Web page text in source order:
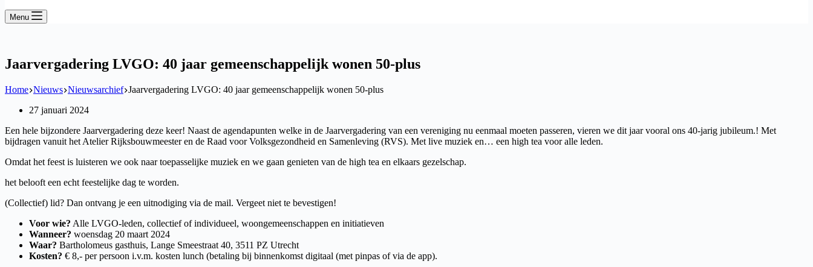
Menu
Jaarvergadering LVGO: 40 jaar gemeenschappelijk wonen 50-plus
Home Nieuws Nieuwsarchief Jaarvergadering LVGO: 40 jaar gemeenschappelijk wonen 50-plus
27 januari 2024
Een hele bijzondere Jaarvergadering deze keer! Naast de agendapunten welke in de Jaarvergadering van een vereniging nu eenmaal moeten passeren, vieren we dit jaar vooral ons 40-jarig jubileum.! Met
bijdragen vanuit het Atelier Rijksbouwmeester en de Raad voor Volksgezondheid en Samenleving (RVS). Met live muziek en… een high tea voor alle leden.
Omdat het feest is luisteren we ook naar toepasselijke muziek en we gaan genieten van de high tea en elkaars gezelschap.
het belooft een echt feestelijke dag te worden.
(Collectief) lid? Dan ontvang je een uitnodiging via de mail. Vergeet niet te bevestigen!
Voor wie? Alle LVGO-leden, collectief of individueel, woongemeenschappen en initiatieven
Wanneer? woensdag 20 maart 2024
Waar? Bartholomeus gasthuis, Lange Smeestraat 40, 3511 PZ Utrecht
Kosten? € 8,- per persoon i.v.m. kosten lunch (betaling bij binnenkomst digitaal (met pinpas of via de app).